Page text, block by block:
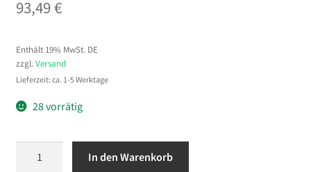
93,49€
Enthält 19% MwSt. DE
zzgl. Versand
Lieferzeit: ca. 1-5 Werktage
28 vorrätig
In den Warenkorb